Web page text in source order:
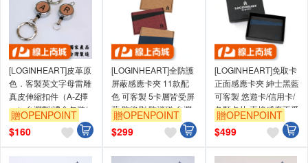
[LOGINHEART]皮革原
色．客製英文字母雷雕
真皮伸縮扣件（A-Z擇
一）台灣製/禮盒包裝/
雷射雕刻/證件伸縮/鑰
匙圈
贈OPENPOINT
$160
[LOGINHEART]全防護
屏蔽感應卡夾 11款配
色 可客製 5卡層皆受屏
蔽 防盜刷 防消磁 台灣
製造獨家精品
贈OPENPOINT
$299
[LOGINHEART]免取卡
正面感應卡夾 紳士黑藍
可客製 悠遊卡/信用卡/
各類卡片 直接感應不受
其他卡片干擾
贈OPENPOINT
$499